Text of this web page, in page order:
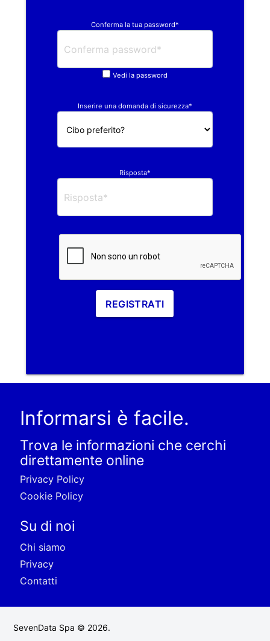
Conferma la tua password*
Vedi la password
Inserire una domanda di sicurezza*
Risposta*
REGISTRATI
Informarsi è facile.
Trova le informazioni che cerchi
direttamente online
Privacy Policy
Cookie Policy
Su di noi
Chi siamo
Privacy
Contatti
SevenData Spa © 2026.